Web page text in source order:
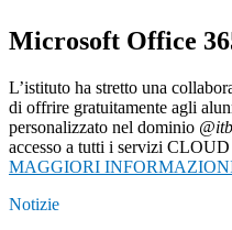
Microsoft Office
L’istituto ha stretto una
di offrire gratuitamente agli
personalizzato nel dominio
accesso a tutti i servizi
MAGGIORI
Notizie